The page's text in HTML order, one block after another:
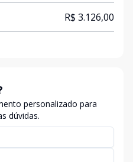
R$ 3.126,00
personalizado para
dúvidas.